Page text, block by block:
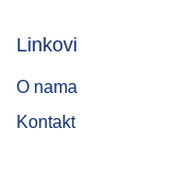
Linkovi
O nama
Kontakt